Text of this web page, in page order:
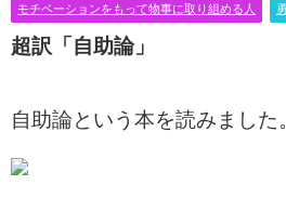
モチベーションをもって物事に取り組める人
超訳「自助論」
自助論という本を読みました